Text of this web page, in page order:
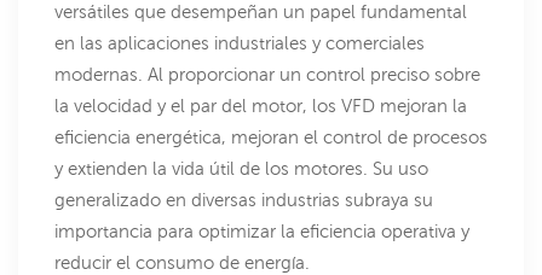
versátiles que desempeñan un papel fundamental
en las aplicaciones industriales y comerciales
modernas. Al proporcionar un control preciso sobre
la velocidad y el par del motor, los VFD mejoran la
eficiencia energética, mejoran el control de procesos
y extienden la vida útil de los motores. Su uso
generalizado en diversas industrias subraya su
importancia para optimizar la eficiencia operativa y
reducir el consumo de energía.